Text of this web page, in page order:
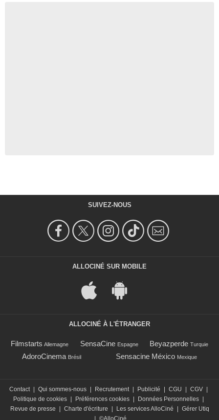
SUIVEZ-NOUS
ALLOCINÉ SUR MOBILE
ALLOCINÉ À L'ÉTRANGER
Filmstarts Allemagne SensaCine Espagne Beyazperde Turquie
AdoroCinema Brésil Sensacine México Mexique
Contact Qui sommes-nous Recrutement Publicité CGU CGV
Politique de cookies
Préférences cookies Données Personnelles
Revue de presse
Charte d'écriture Les services AlloCiné
Gérer Utiq